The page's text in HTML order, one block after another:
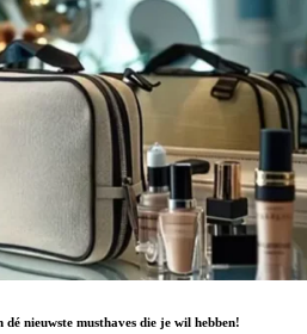
nieuwste musthaves die je wil hebben!